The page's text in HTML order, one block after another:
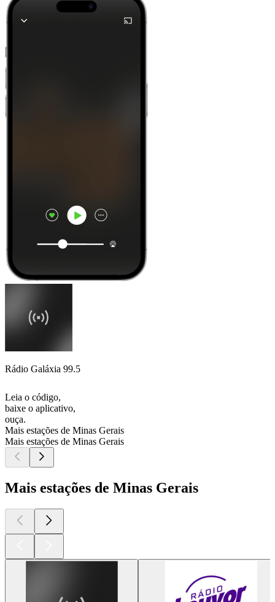
Rádio Galáxia 99.5
Leia o código,
baixe o aplicativo,
ouça.
Mais estações de Minas Gerais
Mais estações de Minas Gerais
Mais estações de Minas Gerais